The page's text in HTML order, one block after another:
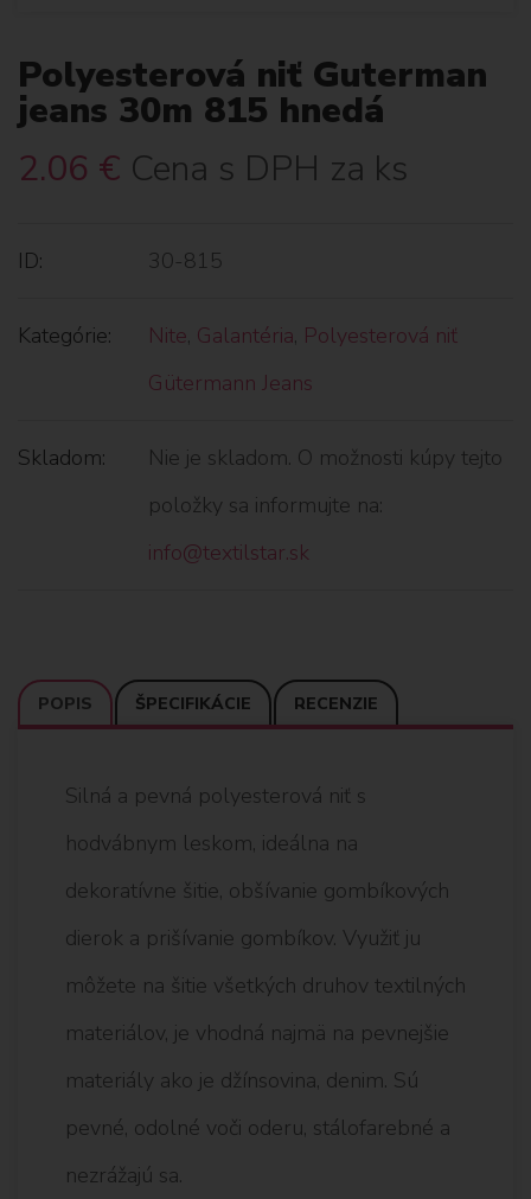
Polyesterová niť Guterman
jeans 30m 815 hnedá
2.06 € Cena s DPH za ks
ID: 30-815
Kategórie: Nite, Galantéria, Polyesterová niť
Gütermann Jeans
Skladom:
Nie je skladom. O možnosti kúpy tejto
položky sa informujte na:
info@textilstar.sk
POPIS ŠPECIFIKÁCIE RECENZIE
Silná a pevná polyesterová niť s
hodvábnym leskom, ideálna na
dekoratívne šitie, obšívanie gombíkových
dierok a prišívanie gombíkov. Využiť ju
môžete na šitie všetkých druhov textilných
materiálov, je vhodná najmä na pevnejšie
materiály ako je džínsovina, denim. Sú
pevné, odolné voči oderu, stálofarebné a
nezrážajú sa.